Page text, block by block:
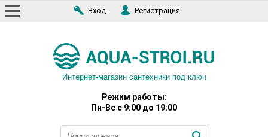
Вход Регистрация
Интернет-магазин сантехники под ключ
Режим работы:
Пн-Вс с 9:00 до 19:00